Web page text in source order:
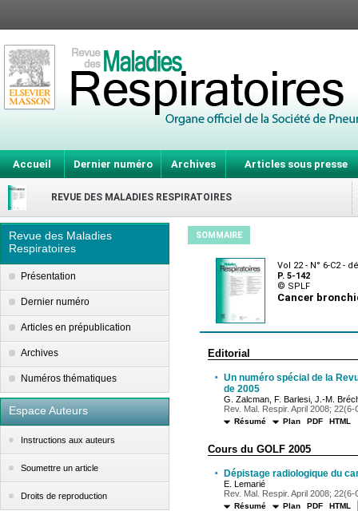
Accueil Dernier numéro Archives Articles sous presse
REVUE DES MALADIES RESPIRATOIRES
Revue des Maladies
Respiratoires
Présentation
Dernier numéro
Articles en prépublication
Archives
Numéros thématiques
Espace Auteurs
Instructions aux auteurs
Soumettre un article
Droits de reproduction
SOMMAIRE
Vol 22 - N° 6-C2 -
P. 5-142
© SPLF
Cancer
Editorial
· Un numéro spécial de la
de 2005
G. Zalcman, F. Barlesi, J.-M.
Rev. Mal. Respir. April 2008;
Résumé Plan PDF HTML
Cours du GOLF 2005
· Dépistage radiologique du
E. Lemarié
Rev. Mal. Respir. April 2008;
Résumé Plan PDF HTML